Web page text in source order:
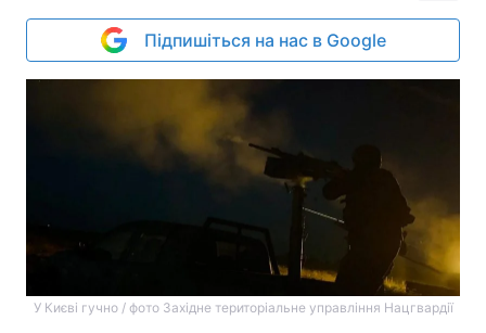
Підпишіться на нас в Google
У Києві гучно / фото Західне територіальне управління Нацгвардії